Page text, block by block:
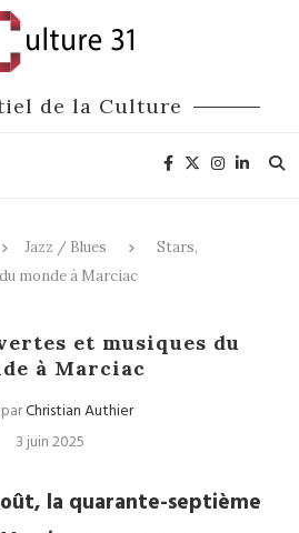
de la Culture
Jazz / Blues
Stars,
monde à Marciac
et musiques du
à Marciac
Christian Authier
3 juin 2025
la quarante-septième